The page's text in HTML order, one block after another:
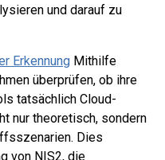
und darauf zu
Erkennung Mithilfe
überprüfen, ob ihre
tatsächlich Cloud-
nur theoretisch, sondern
Dies
von NIS2, die